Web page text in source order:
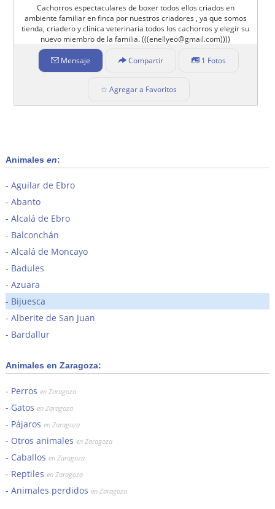
Cachorros espectaculares de boxer todos ellos criados en
ambiente familiar en finca por nuestros criadores , ya que somos
tienda, criadero y clínica veterinaria todos los cachorros y elegir su
nuevo miembro de la familia. (((enellyeo@gmail.com))))
Mensaje Compartir 1 Fotos
☆ Agregar a Favoritos
Animales en:
Aguilar de Ebro
Abanto
Alcalá de Ebro
Balconchán
Alcalá de Moncayo
Badules
Azuara
Bijuesca
Alberite de San Juan
Bardallur
Animales en Zaragoza:
Perros en Zaragoza
Gatos en Zaragoza
Pájaros en Zaragoza
Otros animales en Zaragoza
Caballos en Zaragoza
Reptiles en Zaragoza
Animales perdidos en Zaragoza